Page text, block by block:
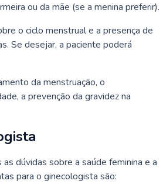
ou da mãe (se a menina preferir).
o ciclo menstrual e a presença de
Se desejar, a paciente poderá
da menstruação, o
a prevenção da gravidez na
dúvidas sobre a saúde feminina e a
para o ginecologista são: